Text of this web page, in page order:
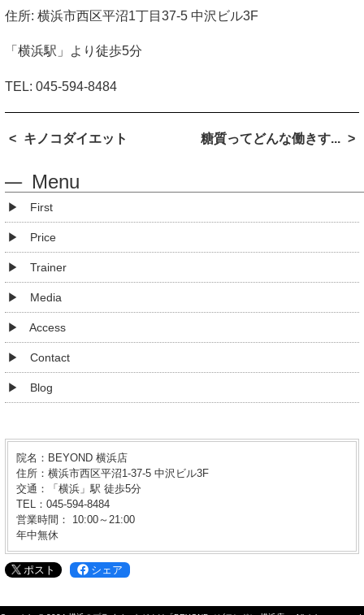
院名：BEYOND 横浜店
住所：横浜市西区平沼1-37-5 中沢ビル3F
交通：「横浜」駅 徒歩5分
TEL：045-594-8484
営業時間： 10:00～21:00
年中無休
ポスト シェア
住所: 横浜市西区平沼1丁目 37-5 中沢ビル3F
「横浜駅」より徒歩5分
TEL: 045-594-8484
キノコダイエット 糖質ってどんな働きす...
Menu
First
Price
Trainer
Media
Access
Contact
Blog